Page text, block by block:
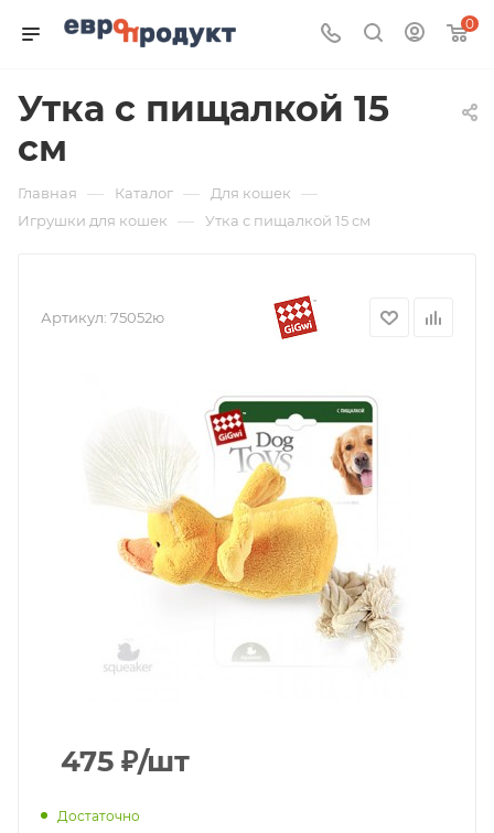
0
Утка с пищалкой 15
см
Главная — Каталог — Для кошек —
Игрушки для кошек — Утка с пищалкой 15 см
Артикул: 75052ю
475 ₽/шт
Достаточно